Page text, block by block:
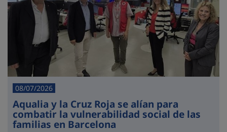
08/07/2026
Aqualia y la Cruz Roja se alían para
combatir la vulnerabilidad social de las
familias en Barcelona